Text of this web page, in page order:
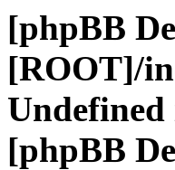
[phpBB
[ROOT]/
[phpBB